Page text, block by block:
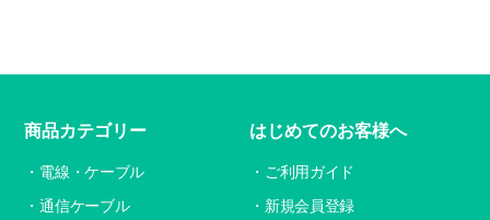
商品カテゴリー
電線・ケーブル
通信ケーブル
はじめてのお客様へ
ご利用ガイド
新規会員登録